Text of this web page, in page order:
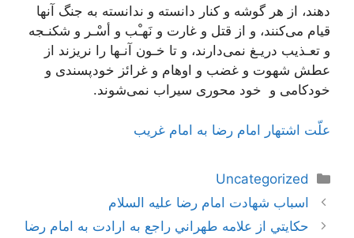
دهند، از هر گوشه و کنار دانسته و ندانسته به جنگ آنها
قیام می‌کنند، و از قتل و غارت و نَهـْب و أسْـر و شکنـجه
و تعـذیب دریـغ نمی‌دارند، و تا خـون آنـها را نریزند از
عطش شهوت و غضب و اوهام و غرائز خودپسندی و
خودکامی‌ و خود محوری سیراب نمی‌شوند.
علّت اشتهار امام رضا به امام غريب
دسته‌ها
Uncategorized
ناوبری
نوشته‌ها
اسباب شهادت امام رضا علیه السلام
حكايتي از علامه طهراني راجع به ارادت به امام رضا